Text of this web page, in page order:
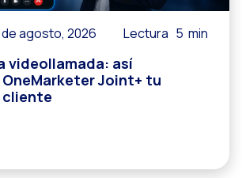
agosto, 2026 Lectura 5 min
videollamada: así
Joint+ tu